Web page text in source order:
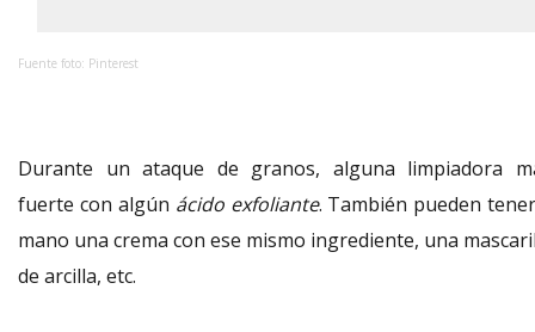
Fuente foto: Pinterest
Durante un ataque de granos, alguna limpiadora
fuerte con algún ácido exfoliante. También pueden
mano una crema con ese mismo ingrediente, una
de arcilla, etc.